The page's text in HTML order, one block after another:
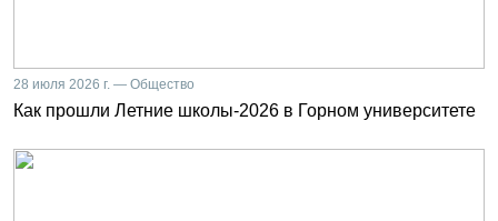
28 июля 2026 г. — Общество
Как прошли Летние школы-2026 в Горном университете